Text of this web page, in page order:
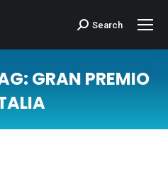
Cerca:Search
GRAN PREMIO